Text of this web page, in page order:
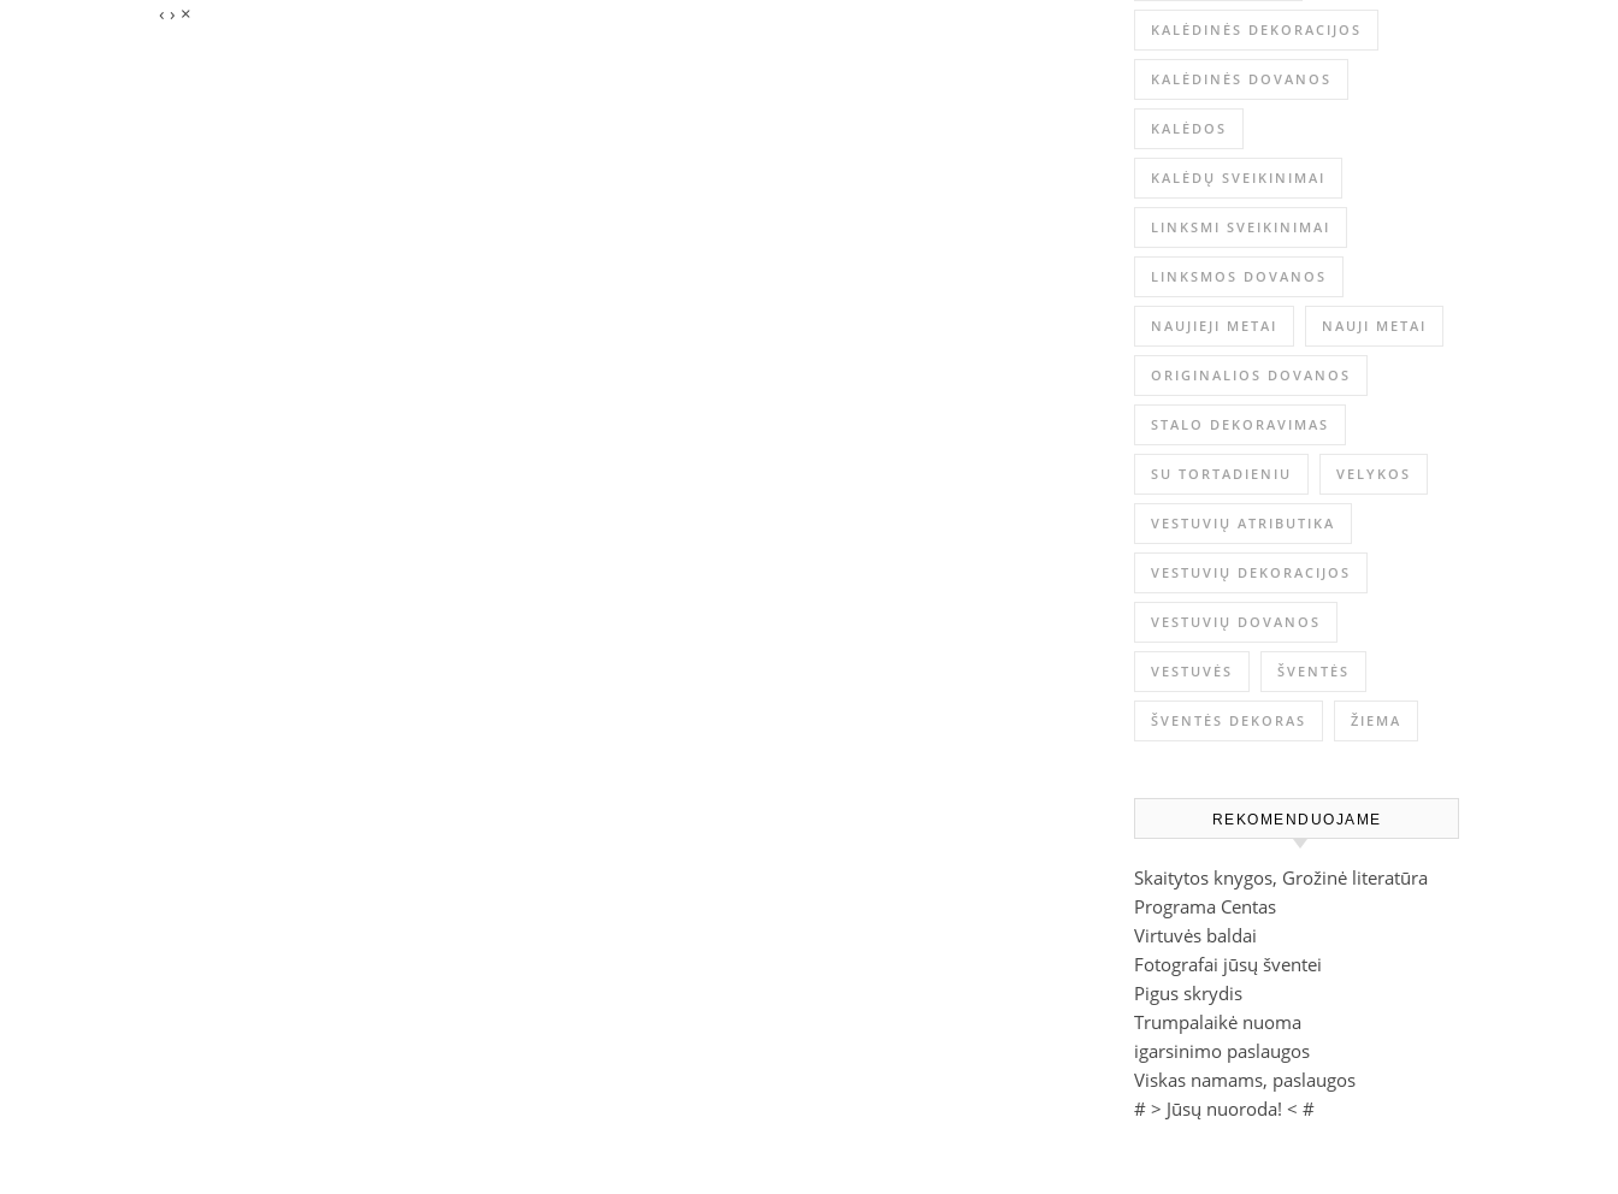
‹ › ×
KALĖDINĖS DEKORACIJOS
KALĖDINĖS DOVANOS
KALĖDOS
KALĖDŲ SVEIKINIMAI
LINKSMI SVEIKINIMAI
LINKSMOS DOVANOS
NAUJIEJI METAI NAUJI METAI
ORIGINALIOS DOVANOS
STALO DEKORAVIMAS
SU TORTADIENIU VELYKOS
VESTUVIŲ ATRIBUTIKA
VESTUVIŲ DEKORACIJOS
VESTUVIŲ DOVANOS
VESTUVĖS ŠVENTĖS
ŠVENTĖS DEKORAS ŽIEMA
REKOMENDUOJAME
Skaitytos knygos, Grožinė literatūra
Programa Centas
Virtuvės baldai
Fotografai jūsų šventei
Pigus skrydis
Trumpalaikė nuoma
igarsinimo paslaugos
Viskas namams, paslaugos
# > Jūsų nuoroda! < #